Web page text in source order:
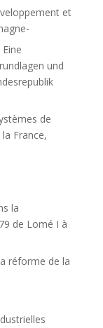
et
und
de
France,
la
de Lomé I à
réforme de la